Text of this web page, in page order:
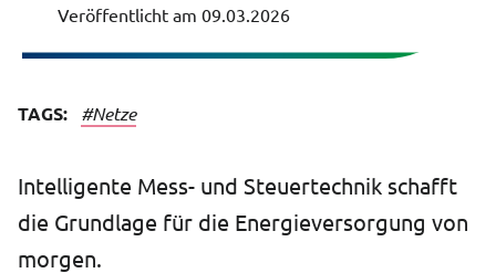
Veröffentlicht am 09.03.2026
TAGS: #Netze
Intelligente Mess- und Steuertechnik schafft
die Grundlage für die Energieversorgung von
morgen.
Wortabstand
Wortabstand